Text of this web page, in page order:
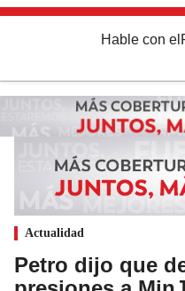
Hable con el
Actualidad
Petro dijo que